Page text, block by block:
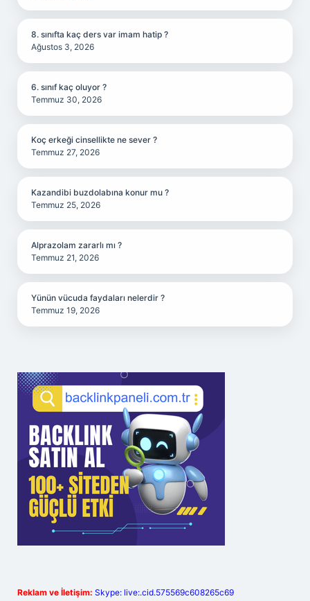
8. sınıfta kaç ders var imam hatip ?
Ağustos 3, 2026
6. sınıf kaç oluyor ?
Temmuz 30, 2026
Koç erkeği cinsellikte ne sever ?
Temmuz 27, 2026
Kazandibi buzdolabına konur mu ?
Temmuz 25, 2026
Alprazolam zararlı mı ?
Temmuz 21, 2026
Yünün vücuda faydaları nelerdir ?
Temmuz 19, 2026
Reklam ve İletişim: Skype: live:.cid.575569c608265c69